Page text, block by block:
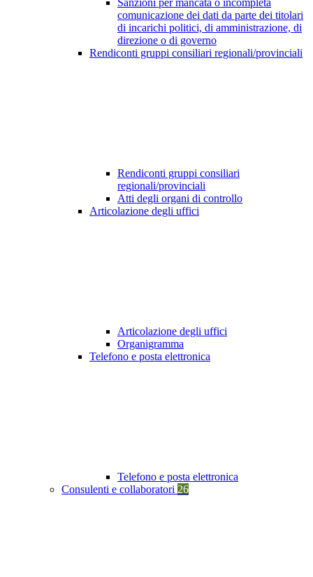
Sanzioni per mancata o incompleta
comunicazione dei dati da parte dei titolari
di incarichi politici, di amministrazione, di
direzione o di governo
Rendiconti gruppi consiliari regionali/provinciali
Rendiconti gruppi consiliari
regionali/provinciali
Atti degli organi di controllo
Articolazione degli uffici
Articolazione degli uffici
Organigramma
Telefono e posta elettronica
Telefono e posta elettronica
Consulenti e collaboratori 26